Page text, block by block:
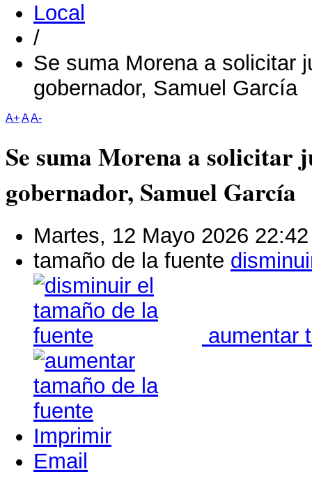
Local
/
Se suma Morena a solicitar
gobernador, Samuel García
A+AA-
Se suma Morena a
gobernador, Samuel García
Martes, 12 Mayo 2026 22:42
tamaño de la fuente
aumentar
Imprimir
Email